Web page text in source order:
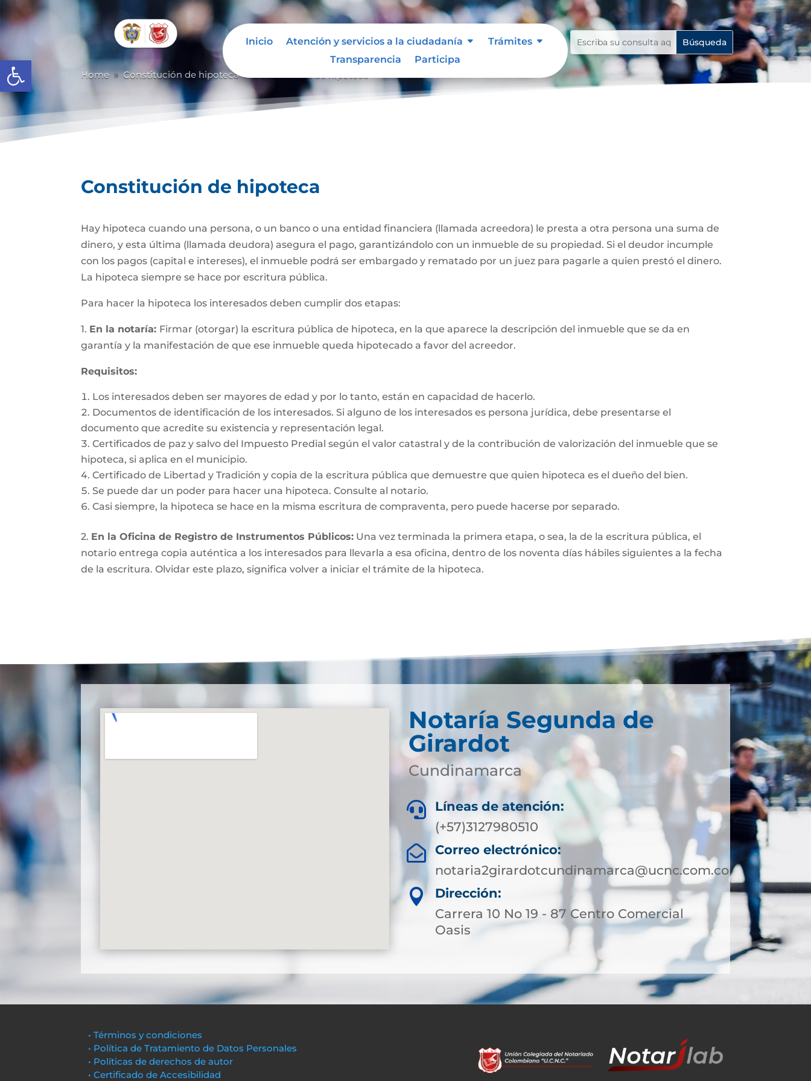
Abrir barra de herramientas
Inicio Atención y servicios a la ciudadanía
Trámites
Transparencia
Participa
Home 9 Constitución de hipoteca 9
Constitución de hipoteca
Hay hipoteca cuando una persona, o un banco o una entidad financiera (llamada acreedora) le presta a otra persona una suma de
dinero, y esta última (llamada deudora) asegura el pago, garantizándolo con un inmueble de su propiedad. Si el deudor incumple
con los pagos (capital e intereses), el inmueble podrá ser embargado y rematado por un juez para pagarle a quien prestó el dinero.
La hipoteca siempre se hace por escritura pública.
Para hacer la hipoteca los interesados deben cumplir dos etapas:
1. En la notaría: Firmar (otorgar) la escritura pública de hipoteca, en la que aparece la descripción del inmueble que se da en
garantía y la manifestación de que ese inmueble queda hipotecado a favor del acreedor.
Requisitos:
Los interesados deben ser mayores de edad y por lo tanto, están en capacidad de hacerlo.
Documentos de identificación de los interesados. Si alguno de los interesados es persona jurídica, debe presentarse el
documento que acredite su existencia y representación legal.
Certificados de paz y salvo del Impuesto Predial según el valor catastral y de la contribución de valorización del inmueble que se
hipoteca, si aplica en el municipio.
Certificado de Libertad y Tradición y copia de la escritura pública que demuestre que quien hipoteca es el dueño del bien.
Se puede dar un poder para hacer una hipoteca. Consulte al notario.
Casi siempre, la hipoteca se hace en la misma escritura de compraventa, pero puede hacerse por separado.
2. En la Oficina de Registro de Instrumentos Públicos: Una vez terminada la primera etapa, o sea, la de la escritura pública, el
notario entrega copia auténtica a los interesados para llevarla a esa oficina, dentro de los noventa días hábiles siguientes a la fecha
de la escritura. Olvidar este plazo, significa volver a iniciar el trámite de la hipoteca.
Notaría Segunda de
Girardot
Cundinamarca

Líneas de atención:
(+57)3127980510

Correo electrónico:
notaria2girardotcundinamarca@ucnc.com.co

Dirección:
Carrera 10 No 19 - 87 Centro Comercial
Oasis
• Términos y condiciones
• Política de Tratamiento de Datos Personales
• Políticas de derechos de autor
• Certificado de Accesibilidad